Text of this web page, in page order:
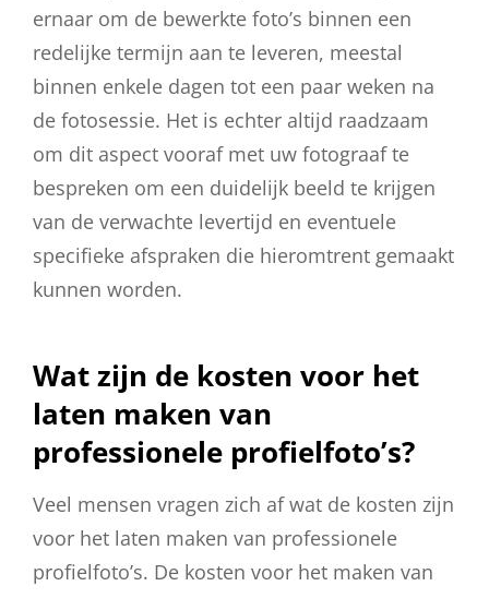
ernaar om de bewerkte foto’s binnen een
redelijke termijn aan te leveren, meestal
binnen enkele dagen tot een paar weken na
de fotosessie. Het is echter altijd raadzaam
om dit aspect vooraf met uw fotograaf te
bespreken om een duidelijk beeld te krijgen
van de verwachte levertijd en eventuele
specifieke afspraken die hieromtrent gemaakt
kunnen worden.
Wat zijn de kosten voor het
laten maken van
professionele profielfoto’s?
Veel mensen vragen zich af wat de kosten zijn
voor het laten maken van professionele
profielfoto’s. De kosten voor het maken van